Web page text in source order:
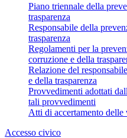
Piano triennale della
trasparenza
Responsabile della
trasparenza
Regolamenti per la
corruzione e della
Relazione del
e della trasparenza
Provvedimenti adottati
tali provvedimenti
Atti di accertamento delle
Accesso civico